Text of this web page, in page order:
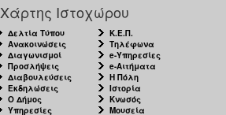
Χάρτης Ιστοχώρου
Δελτία Τύπου
Ανακοινώσεις
Διαγωνισμοί
Προσλήψεις
Διαβουλεύσεις
Εκδηλώσεις
Ο Δήμος
Υπηρεσίες
Κ.Ε.Π.
Τηλέφωνα
e-Υπηρεσίες
e-Αιτήματα
Η Πόλη
Ιστορία
Κνωσός
Μουσεία